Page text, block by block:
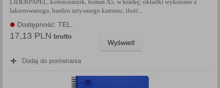
LIDERPAPEL, kołonotatnik, format A5, w kratkę; okładki wykonane z
lakierowanego, bardzo sztywnego kartonu; ilość...
Dostępność: TEL.
17,13 PLN brutto
Wyświetl
Dodaj do porównania